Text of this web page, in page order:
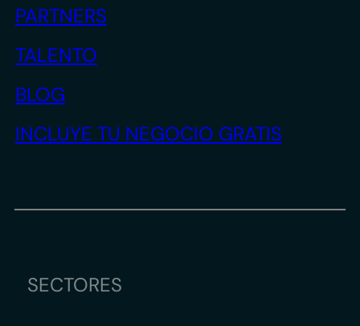
PARTNERS
TALENTO
BLOG
INCLUYE TU NEGOCIO GRATIS
SECTORES